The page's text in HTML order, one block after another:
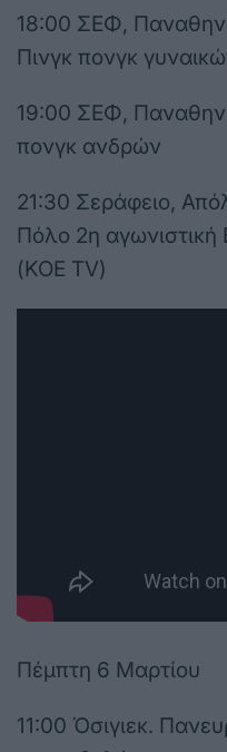
18:00 ΣΕΦ,
Πινγκ πονγκ
19:00 ΣΕΦ,
πονγκ ανδρών
21:30 Σεράφειο,
Πόλο 2η
(KOE TV)
Πέμπτη 6 Μαρτίου
11:00 Όσιγιεκ.